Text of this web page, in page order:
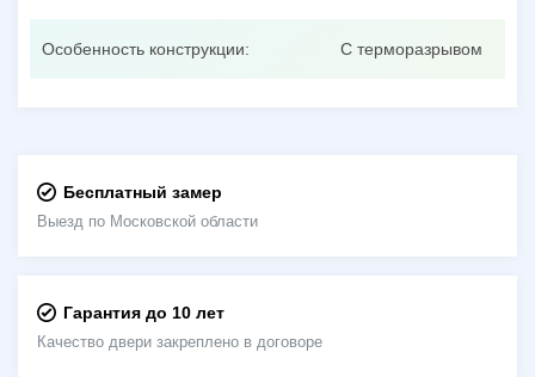
Особенность конструкции: С терморазрывом
Бесплатный замер
Выезд по Московской области
Гарантия до 10 лет
Качество двери закреплено в договоре